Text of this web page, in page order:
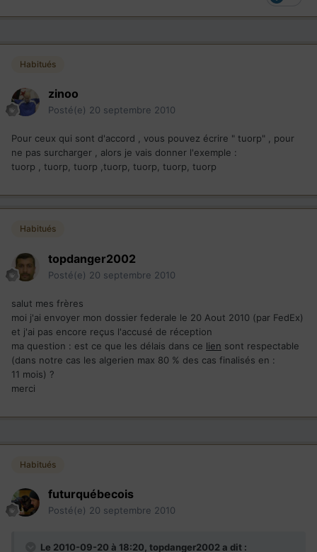
Habitués
zinoo
Posté(e) 20 septembre 2010
Pour ceux qui sont d'accord , vous pouvez écrire " tuorp" , pour
ne pas surcharger , alors je vais donner l'exemple :
tuorp , tuorp, tuorp ,tuorp, tuorp, tuorp, tuorp
Habitués
topdanger2002
Posté(e) 20 septembre 2010
salut mes frères
moi j'ai envoyer mon dossier federale le 20 Aout 2010 (par FedEx)
et j'ai pas encore reçus l'accusé de réception
ma question : est ce que les délais dans ce lien sont respectable
(dans notre cas les algerien max 80 % des cas finalisés en :
11 mois) ?
merci
Habitués
futurquébecois
Posté(e) 20 septembre 2010
Le 2010-09-20 à 18:20, topdanger2002 a dit :